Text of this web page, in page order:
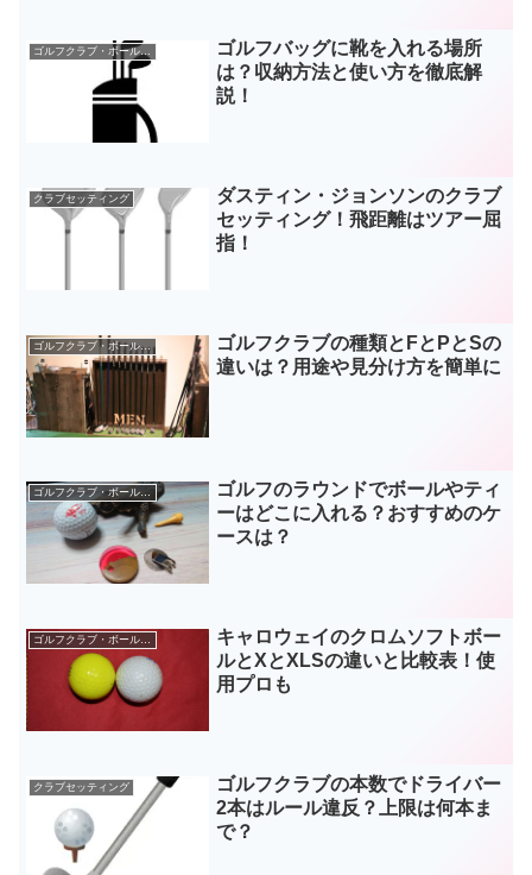
ゴルフクラブ・ボールなどギア
ゴルフバッグに靴を入れる場所
は？収納方法と使い方を徹底解
説！
クラブセッティング
ダスティン・ジョンソンのクラブ
セッティング！飛距離はツアー屈
指！
ゴルフクラブ・ボールなどギア
ゴルフクラブの種類とFとPとSの
違いは？用途や見分け方を簡単に
ゴルフクラブ・ボールなどギア
ゴルフのラウンドでボールやティ
ーはどこに入れる？おすすめのケ
ースは？
ゴルフクラブ・ボールなどギア
キャロウェイのクロムソフトボー
ルとXとXLSの違いと比較表！使
用プロも
クラブセッティング
ゴルフクラブの本数でドライバー
2本はルール違反？上限は何本ま
で？